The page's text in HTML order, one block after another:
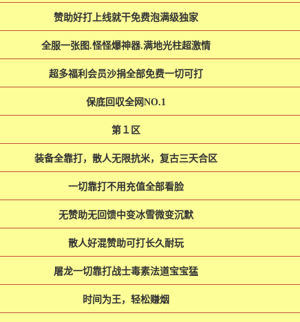
赞助好打上线就干免费泡满级独家
全服一张图.怪怪爆神器.满地光柱超激情
超多福利会员沙捐全部免费一切可打
保底回収全网NO.1
第１区
装备全靠打，散人无限抗米，复古三天合区
一切靠打不用充值全部看脸
无赞助无回馈中变冰雪微变沉默
散人好混赞助可打长久耐玩
屠龙一切靠打战士毒素法道宝宝猛
时间为王，轻松赚烟